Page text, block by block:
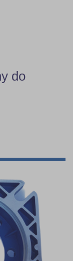
do